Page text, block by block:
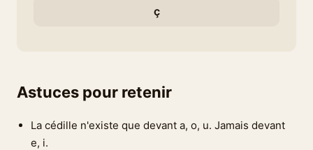
ç
Astuces pour retenir
La cédille n'existe que devant a, o, u. Jamais devant
e, i.